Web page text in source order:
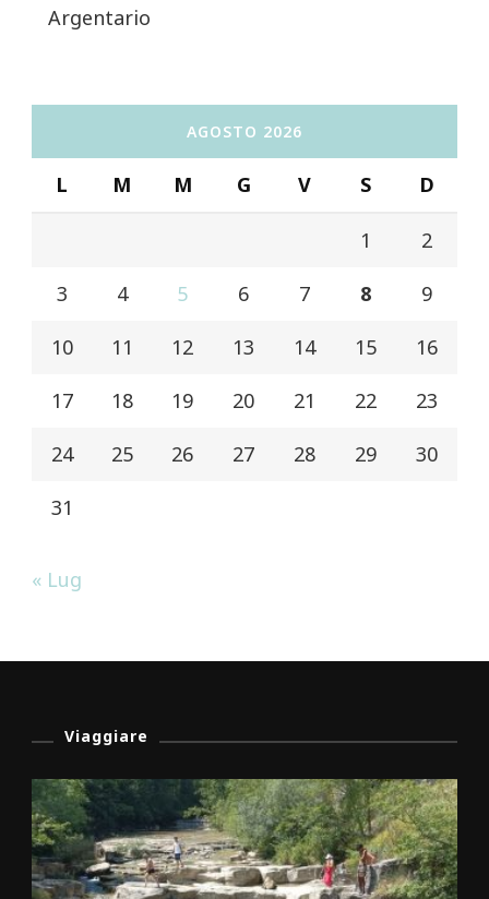
Argentario
AGOSTO 2026
L M M G V S D
1 2
3 4 5 6 7 8 9
10 11 12 13 14 15 16
17 18 19 20 21 22 23
24 25 26 27 28 29 30
31
« Lug
Viaggiare